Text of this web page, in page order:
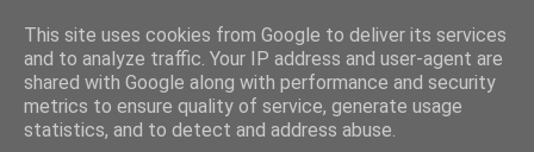
prototypia
"ΠΡΩΤΟΤΥΠΙΑ" * ΑΝΕΞΑΡΤΗΤΗ-ΗΛΕΚΤΡΟΝΙΚΗ-
This site uses cookies from Google to deliver its services
and to analyze traffic. Your IP address and user-agent are
shared with Google along with performance and security
metrics to ensure quality of service, generate usage
statistics, and to detect and address abuse.